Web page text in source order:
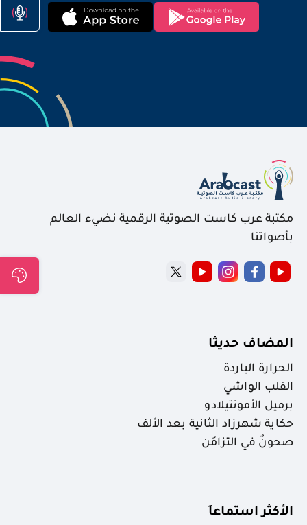
مكتبة عرب كاست الصوتية الرقمية نضيء العالم
بأصواتنا
المضاف حديثا
الحرارة الباردة
القلب الواشي
برميل الأمونتيلادو
حكاية شهرزاد الثانية بعد الألف
صحونٌ في التزامُن
الأكثر استماعاَ